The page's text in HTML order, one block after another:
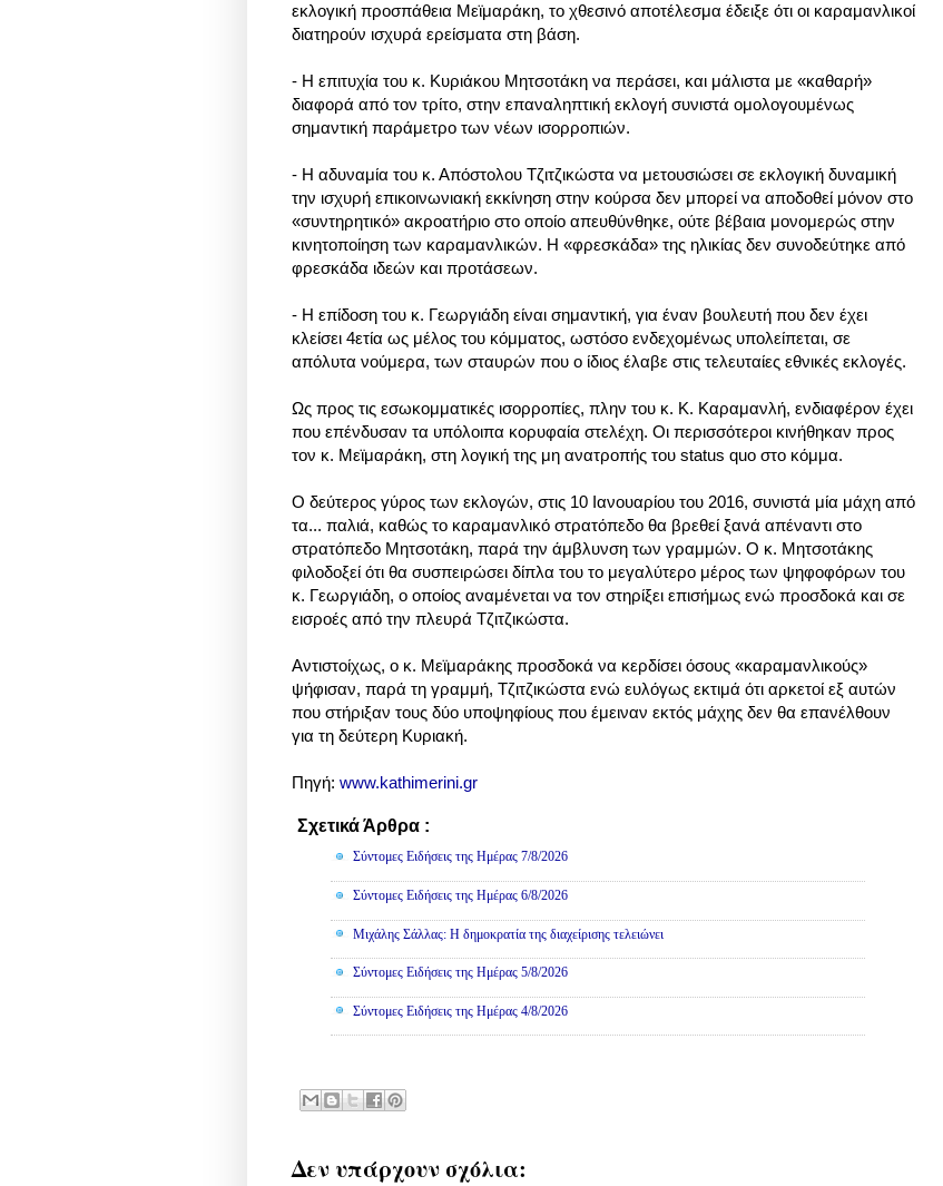
εκλογική προσπάθεια Μεϊμαράκη, το χθεσινό αποτέλεσμα έδειξε ότι οι καραμανλικοί
διατηρούν ισχυρά ερείσματα στη βάση.
- H επιτυχία του κ. Κυριάκου Μητσοτάκη να περάσει, και μάλιστα με «καθαρή»
διαφορά από τον τρίτο, στην επαναληπτική εκλογή συνιστά ομολογουμένως
σημαντική παράμετρο των νέων ισορροπιών.
- Η αδυναμία του κ. Απόστολου Τζιτζικώστα να μετουσιώσει σε εκλογική δυναμική
την ισχυρή επικοινωνιακή εκκίνηση στην κούρσα δεν μπορεί να αποδοθεί μόνον στο
«συντηρητικό» ακροατήριο στο οποίο απευθύνθηκε, ούτε βέβαια μονομερώς στην
κινητοποίηση των καραμανλικών. Η «φρεσκάδα» της ηλικίας δεν συνοδεύτηκε από
φρεσκάδα ιδεών και προτάσεων.
- H επίδοση του κ. Γεωργιάδη είναι σημαντική, για έναν βουλευτή που δεν έχει
κλείσει 4ετία ως μέλος του κόμματος, ωστόσο ενδεχομένως υπολείπεται, σε
απόλυτα νούμερα, των σταυρών που ο ίδιος έλαβε στις τελευταίες εθνικές εκλογές.
Ως προς τις εσωκομματικές ισορροπίες, πλην του κ. Κ. Καραμανλή, ενδιαφέρον έχει
που επένδυσαν τα υπόλοιπα κορυφαία στελέχη. Οι περισσότεροι κινήθηκαν προς
τον κ. Μεϊμαράκη, στη λογική της μη ανατροπής του status quo στο κόμμα.
Ο δεύτερος γύρος των εκλογών, στις 10 Ιανουαρίου του 2016, συνιστά μία μάχη από
τα... παλιά, καθώς το καραμανλικό στρατόπεδο θα βρεθεί ξανά απέναντι στο
στρατόπεδο Μητσοτάκη, παρά την άμβλυνση των γραμμών. Ο κ. Μητσοτάκης
φιλοδοξεί ότι θα συσπειρώσει δίπλα του το μεγαλύτερο μέρος των ψηφοφόρων του
κ. Γεωργιάδη, ο οποίος αναμένεται να τον στηρίξει επισήμως ενώ προσδοκά και σε
εισροές από την πλευρά Τζιτζικώστα.
Αντιστοίχως, ο κ. Μεϊμαράκης προσδοκά να κερδίσει όσους «καραμανλικούς»
ψήφισαν, παρά τη γραμμή, Τζιτζικώστα ενώ ευλόγως εκτιμά ότι αρκετοί εξ αυτών
που στήριξαν τους δύο υποψηφίους που έμειναν εκτός μάχης δεν θα επανέλθουν
για τη δεύτερη Κυριακή.
Πηγή: www.kathimerini.gr
Σχετικά Άρθρα :
Σύντομες Ειδήσεις της Ημέρας 7/8/2026
Σύντομες Ειδήσεις της Ημέρας 6/8/2026
Μιχάλης Σάλλας: Η δημοκρατία της διαχείρισης τελειώνει
Σύντομες Ειδήσεις της Ημέρας 5/8/2026
Σύντομες Ειδήσεις της Ημέρας 4/8/2026
Δεν υπάρχουν σχόλια: